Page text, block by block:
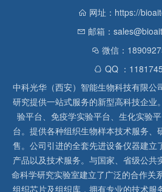
网址：https://
邮箱：
微信：
QQ ：
中科光华（西安）智能生物科技有限公
研究提供一站式服务的新型高科技企业
验平台、免疫学实验平台、生化实验
台。提供各种组织生物样本技术服务、
售。公司引进的全套先进设备仪器建立
产品以及技术服务。与国家、省级公共
命科学研究实验室建立了广泛的合作关
组织芯片及组织库，拥有专业的技术服